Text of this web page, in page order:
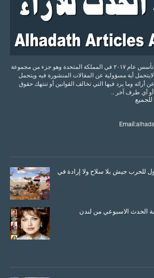
موقع وكالة الحدث للآراء تأسس عام ٢٠١٧ في المملكة المتحدة وهو جزء من مجموعة
لايتحمل أية مسؤولية عن المقالات المنشورة فيه ويتحمل
أرائه وما يرد فيها التي تخالف القوانين أو تنتهك حقوق
أو أي طرف آخر ..
للجميع
Email:
للحرب جيش بلا سلاح ولا إرادة في